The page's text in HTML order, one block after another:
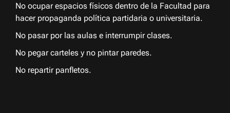
No ocupar espacios físicos dentro de la Facultad para
hacer propaganda política partidaria o universitaria.
No pasar por las aulas e interrumpir clases.
No pegar carteles y no pintar paredes.
No repartir panfletos.